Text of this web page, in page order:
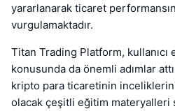
yararlanarak ticaret
vurgulamaktadır.
Titan Trading Platform,
konusunda da önemli adımlar
kripto para ticaretinin inceliklerini
olacak çeşitli eğitim materyalleri